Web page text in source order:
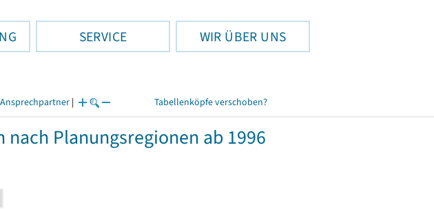
SERVICE WIR ÜBER UNS
Ansprechpartner | Tabellenköpfe verschoben?
Planungsregionen ab 1996